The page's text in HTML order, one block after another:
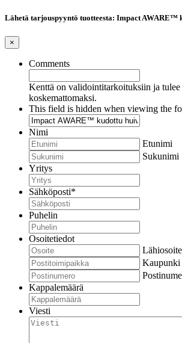
Lähetä tarjouspyyntö tuotteesta: Impact AWARE™
×
Comments
Kenttä on validointitarkoituksiin ja tulee
koskemattomaksi.
This field is hidden when viewing the
Nimi
Etunimi
Sukunimi
Yritys
Sähköposti*
Puhelin
Osoitetiedot
Lähiosoite
Kaupunki
Kappalemäärä
Viesti